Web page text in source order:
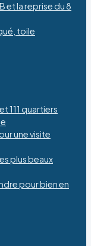
et la reprise du 8
toile
111 quartiers
une visite
plus beaux
pour bien en